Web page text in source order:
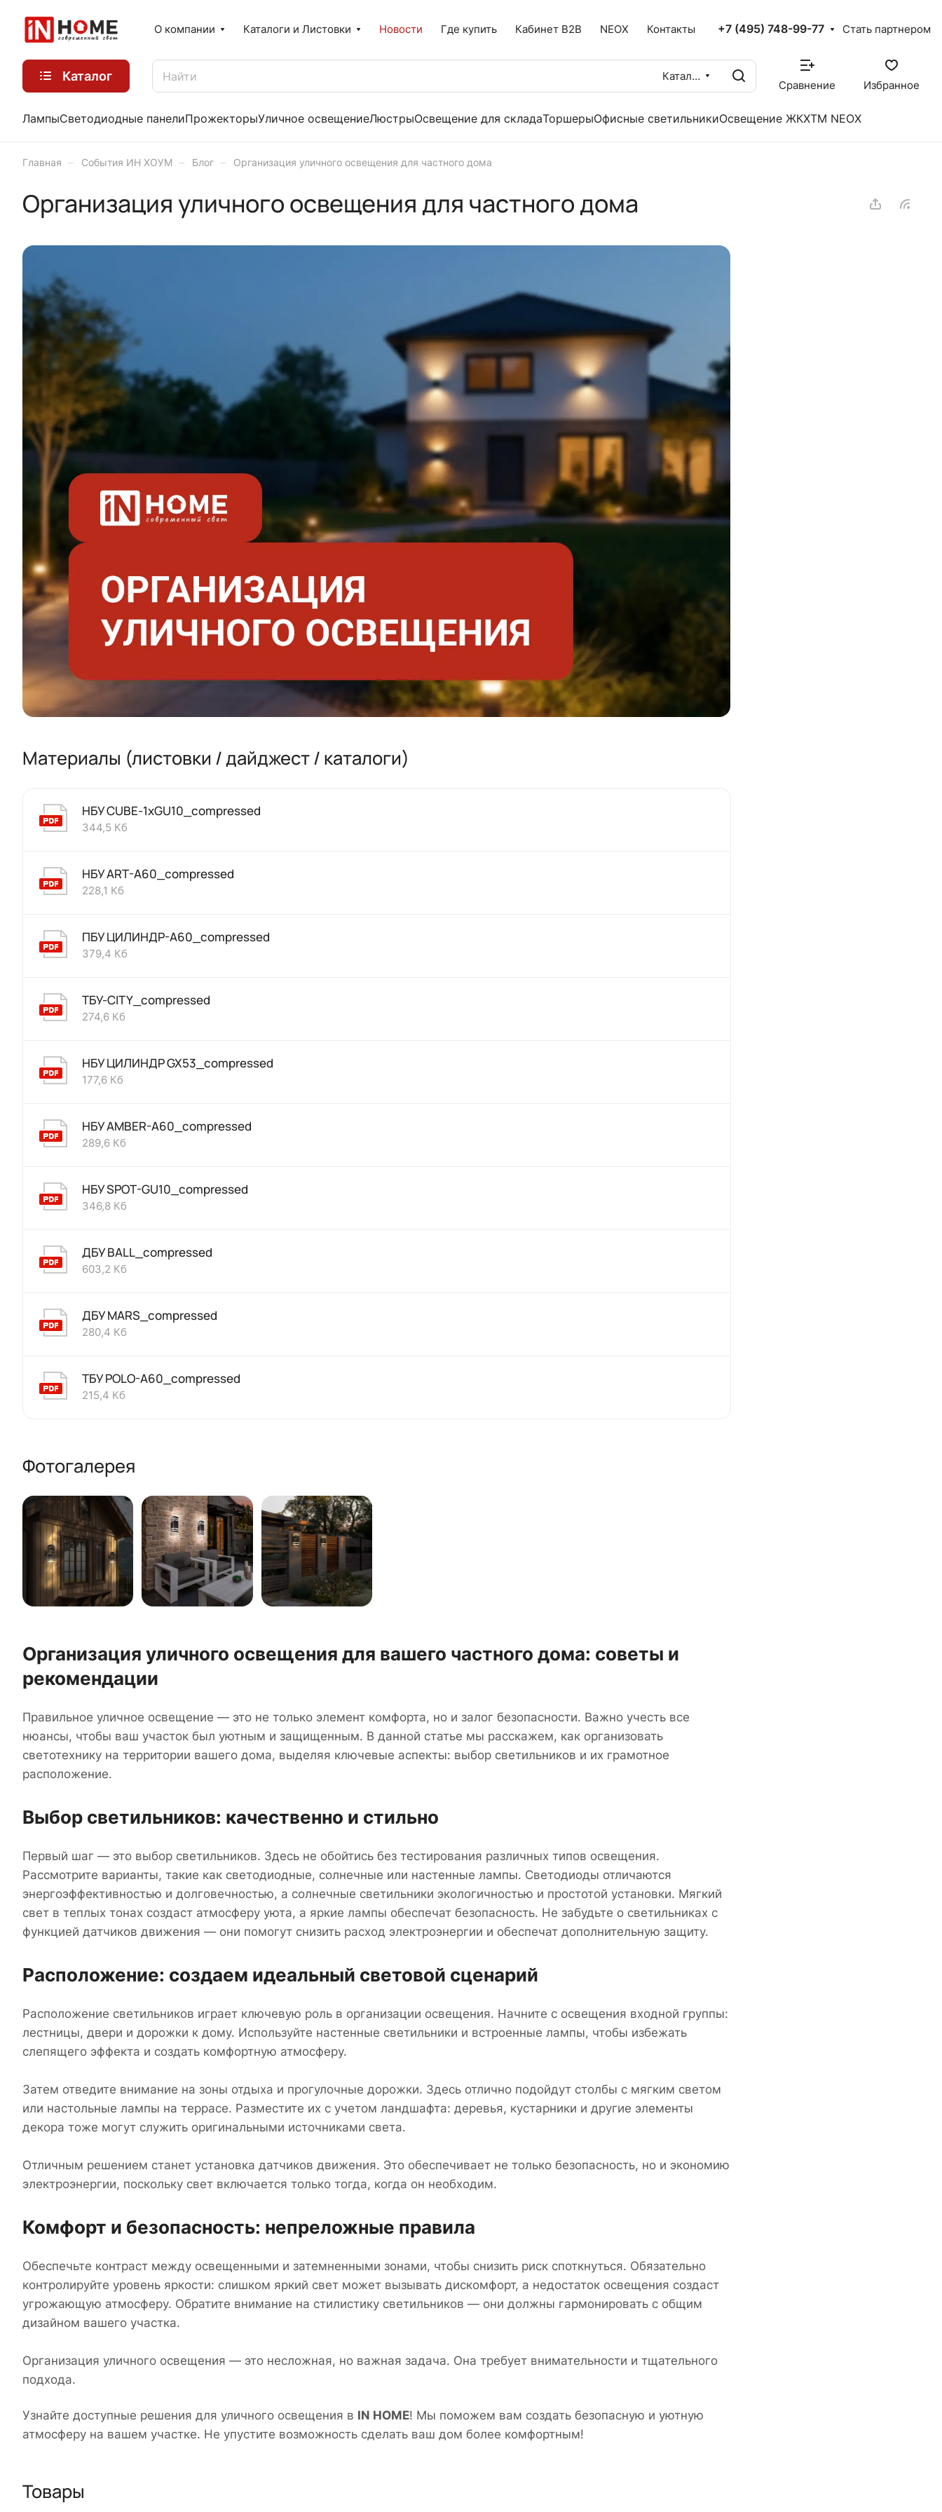
О компании Каталоги и Листовки Новости Где купить Кабинет B2B NEOX Контакты +7 (495) 748-99-77 Стать партнером
Каталог Каталог
Сравнение Избранное
ЛампыСветодиодные панелиПрожекторыУличное освещениеЛюстрыОсвещение для складаТоршерыОфисные светильникиОсвещение ЖКХTM NEOX
Главная – События ИН ХОУМ – Блог – Организация уличного освещения для частного дома
Организация уличного освещения для частного дома
Материалы (листовки / дайджест / каталоги)
НБУ CUBE-1хGU10_compressed
344,5 Кб
НБУ ART-A60_compressed
228,1 Кб
ПБУ ЦИЛИНДР-А60_compressed
379,4 Кб
ТБУ-CITY_compressed
274,6 Кб
НБУ ЦИЛИНДР GX53_compressed
177,6 Кб
НБУ AMBER-A60_compressed
289,6 Кб
НБУ SPOT-GU10_compressed
346,8 Кб
ДБУ BALL_compressed
603,2 Кб
ДБУ MARS_compressed
280,4 Кб
ТБУ POLO-A60_compressed
215,4 Кб
Фотогалерея
Организация уличного освещения для вашего частного дома: советы и
рекомендации
Правильное уличное освещение — это не только элемент комфорта, но и залог безопасности. Важно учесть все
нюансы, чтобы ваш участок был уютным и защищенным. В данной статье мы расскажем, как организовать
светотехнику на территории вашего дома, выделяя ключевые аспекты: выбор светильников и их грамотное
расположение.
Выбор светильников: качественно и стильно
Первый шаг — это выбор светильников. Здесь не обойтись без тестирования различных типов освещения.
Рассмотрите варианты, такие как светодиодные, солнечные или настенные лампы. Светодиоды отличаются
энергоэффективностью и долговечностью, а солнечные светильники экологичностью и простотой установки. Мягкий
свет в теплых тонах создаст атмосферу уюта, а яркие лампы обеспечат безопасность. Не забудьте о светильниках с
функцией датчиков движения — они помогут снизить расход электроэнергии и обеспечат дополнительную защиту.
Расположение: создаем идеальный световой сценарий
Расположение светильников играет ключевую роль в организации освещения. Начните с освещения входной группы:
лестницы, двери и дорожки к дому. Используйте настенные светильники и встроенные лампы, чтобы избежать
слепящего эффекта и создать комфортную атмосферу.
Затем отведите внимание на зоны отдыха и прогулочные дорожки. Здесь отлично подойдут столбы с мягким светом
или настольные лампы на террасе. Разместите их с учетом ландшафта: деревья, кустарники и другие элементы
декора тоже могут служить оригинальными источниками света.
Отличным решением станет установка датчиков движения. Это обеспечивает не только безопасность, но и экономию
электроэнергии, поскольку свет включается только тогда, когда он необходим.
Комфорт и безопасность: непреложные правила
Обеспечьте контраст между освещенными и затемненными зонами, чтобы снизить риск споткнуться. Обязательно
контролируйте уровень яркости: слишком яркий свет может вызывать дискомфорт, а недостаток освещения создаст
угрожающую атмосферу. Обратите внимание на стилистику светильников — они должны гармонировать с общим
дизайном вашего участка.
Организация уличного освещения — это несложная, но важная задача. Она требует внимательности и тщательного
подхода.
Узнайте доступные решения для уличного освещения в IN HOME! Мы поможем вам создать безопасную и уютную
атмосферу на вашем участке. Не упустите возможность сделать ваш дом более комфортным!
Товары